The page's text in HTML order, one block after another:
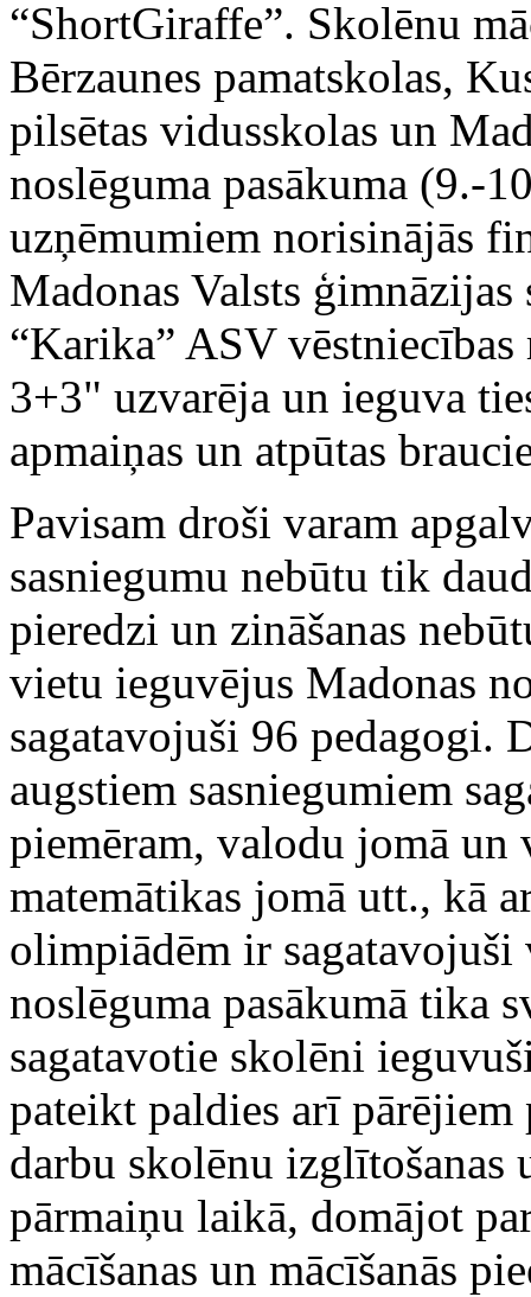
“ShortGiraffe”. Skolēnu
Bērzaunes pamatskolas,
pilsētas vidusskolas un
noslēguma pasākuma (9.-
uzņēmumiem norisinājās
Madonas Valsts
“Karika” ASV
3+3" uzvarēja un ieguva
apmaiņas un atpūtas
Pavisam droši varam
sasniegumu nebūtu tik
pieredzi un zināšanas
vietu ieguvējus Madonas
sagatavojuši 96 pedagogi.
augstiem sasniegumiem
piemēram, valodu jomā
matemātikas jomā utt., kā
olimpiādēm ir
noslēguma pasākumā tika
sagatavotie skolēni
pateikt paldies arī
darbu skolēnu izglītošanas
pārmaiņu laikā, domājot
mācīšanas un mācīšanās